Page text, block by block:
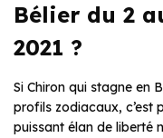
Bélier du 2
2021 ?
Si Chiron qui stagne en
profils zodiacaux, c’est
puissant élan de liberté